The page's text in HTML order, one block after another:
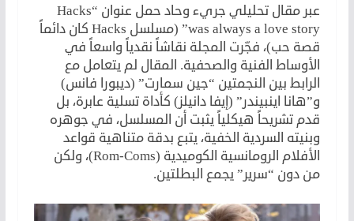
عبر مقال تحليلي جريء وحاد حمل عنوان “Hacks
was always a love story” (مسلسل Hacks كان دائماً
قصة حب)، فجّرت المجلة نقاشاً نقدياً واسعاً في
الأوساط الفنية والصحفية. المقال لم يتعامل مع
الرابط بين النجمتين “جين سمارت” (ديبورا فانس)
و”هانا اينبيندر” (إيفا دانيلز) كأداة تسلية عابرة، بل
قدم تشريحاً هيكلياً يثبت أن المسلسل، في جوهره
وبنيته السردية الخفية، يتبع بدقة متناهية قواعد
الأفلام الرومانسية الكوميدية (Rom-Coms)، ولكن
من دون “سرير” يجمع البطلتين.